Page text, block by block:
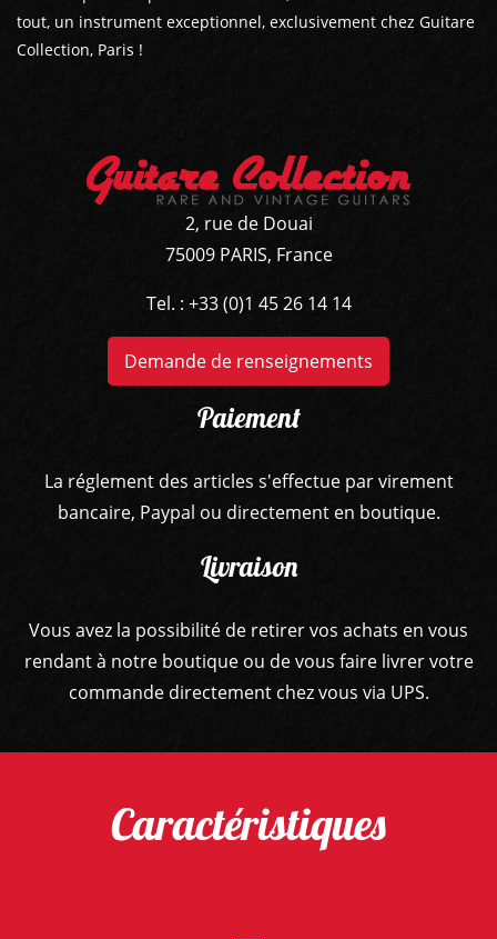
AMPLIS
PÉDALES ET EFFETS
tout, un instrument exceptionnel, exclusivement chez Guitare
Collection, Paris !
2, rue de Douai
75009 PARIS, France
Tel. : +33 (0)1 45 26 14 14
Demande de renseignements
Paiement
La réglement des articles s'effectue par virement
bancaire, Paypal ou directement en boutique.
Livraison
Vous avez la possibilité de retirer vos achats en vous
rendant à notre boutique ou de vous faire livrer votre
commande directement chez vous via UPS.
Caractéristiques